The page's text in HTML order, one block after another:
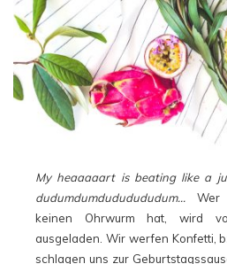
My heaaaaart is beating like a
dudumdumdududududum… Wer
keinen Ohrwurm hat, wird
ausgeladen. Wir werfen Konfetti,
schlagen uns zur